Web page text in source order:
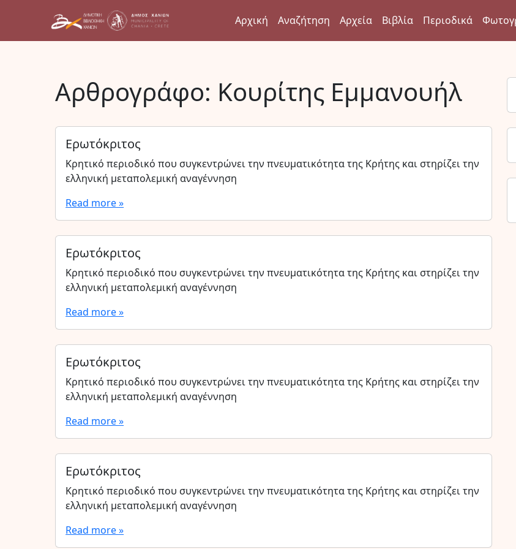
Αρχική Αναζήτηση Αρχεία Βιβλία Περιοδικά
Αρθρογράφο: Κουρίτης Εμμανουήλ
Ερωτόκριτος
Κρητικό περιοδικό που συγκεντρώνει την πνευματικότητα της Κρήτης και στηρίζει την
ελληνική μεταπολεμική αναγέννηση
Read more »
Ερωτόκριτος
Κρητικό περιοδικό που συγκεντρώνει την πνευματικότητα της Κρήτης και στηρίζει την
ελληνική μεταπολεμική αναγέννηση
Read more »
Ερωτόκριτος
Κρητικό περιοδικό που συγκεντρώνει την πνευματικότητα της Κρήτης και στηρίζει την
ελληνική μεταπολεμική αναγέννηση
Read more »
Ερωτόκριτος
Κρητικό περιοδικό που συγκεντρώνει την πνευματικότητα της Κρήτης και στηρίζει την
ελληνική μεταπολεμική αναγέννηση
Read more »